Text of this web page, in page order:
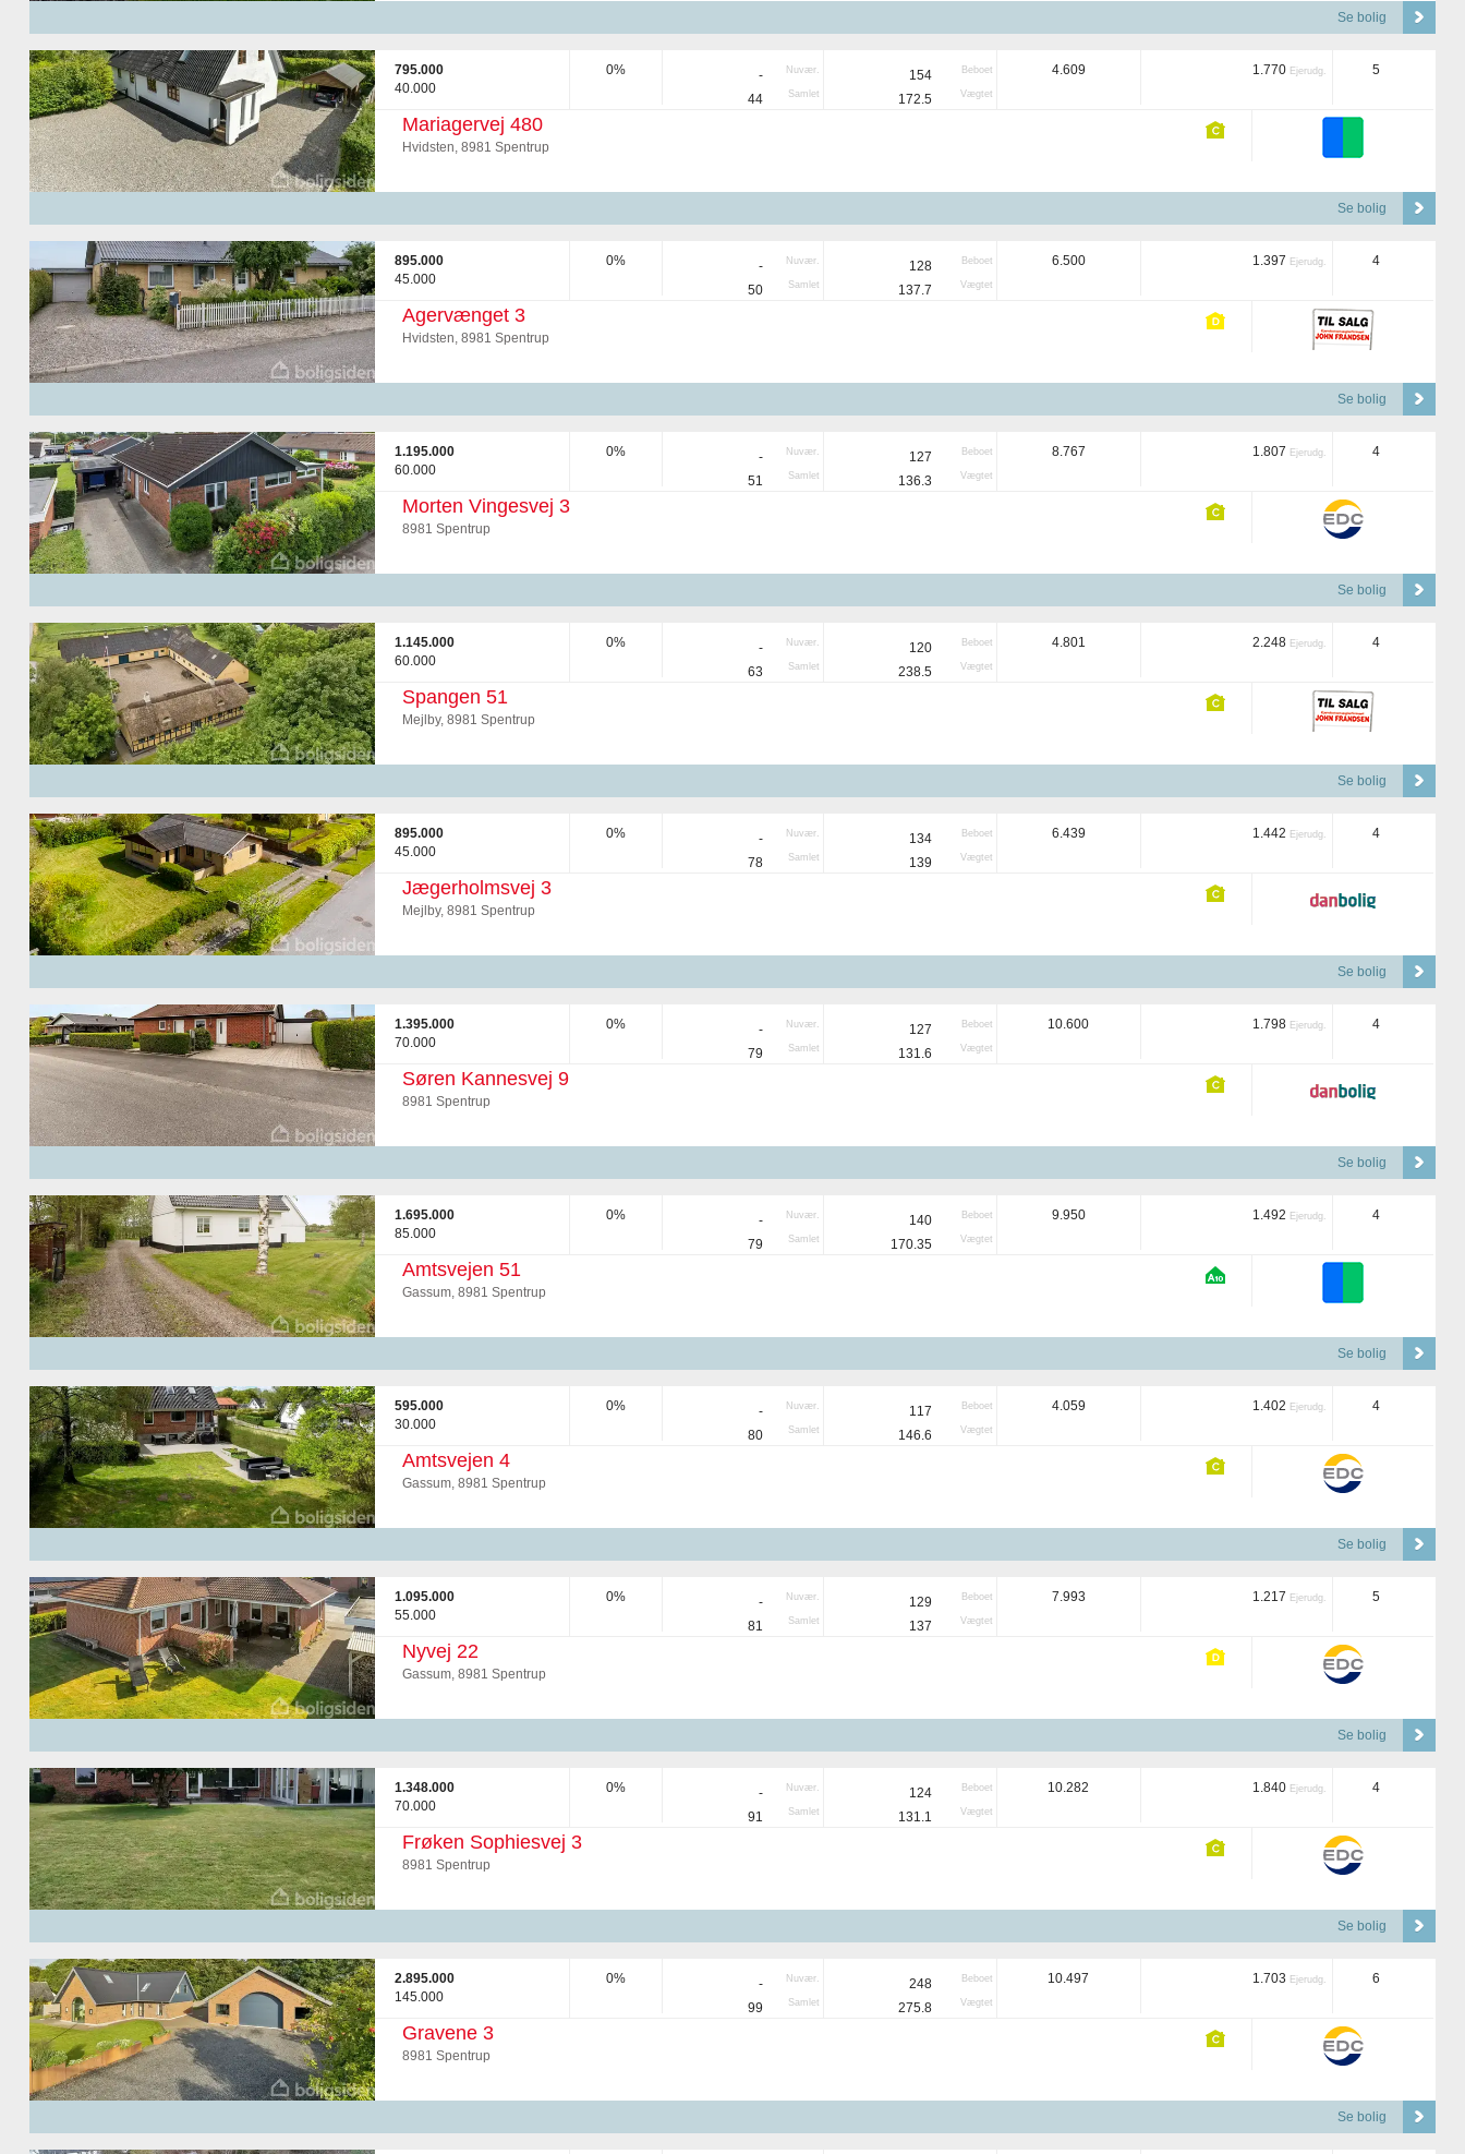
Se bolig
795.000
40.000
0% - Nuvær.
44 Samlet
154 Beboet
172.5 Vægtet
4.609 1.770 Ejerudg. 5
Mariagervej 480
Hvidsten, 8981 Spentrup
Se bolig
895.000
45.000
0% - Nuvær.
50 Samlet
128 Beboet
137.7 Vægtet
6.500 1.397 Ejerudg. 4
Agervænget 3
Hvidsten, 8981 Spentrup
Se bolig
1.195.000
60.000
0% - Nuvær.
51 Samlet
127 Beboet
136.3 Vægtet
8.767 1.807 Ejerudg. 4
Morten Vingesvej 3
8981 Spentrup
Se bolig
1.145.000
60.000
0% - Nuvær.
63 Samlet
120 Beboet
238.5 Vægtet
4.801 2.248 Ejerudg. 4
Spangen 51
Mejlby, 8981 Spentrup
Se bolig
895.000
45.000
0% - Nuvær.
78 Samlet
134 Beboet
139 Vægtet
6.439 1.442 Ejerudg. 4
Jægerholmsvej 3
Mejlby, 8981 Spentrup
Se bolig
1.395.000
70.000
0% - Nuvær.
79 Samlet
127 Beboet
131.6 Vægtet
10.600 1.798 Ejerudg. 4
Søren Kannesvej 9
8981 Spentrup
Se bolig
1.695.000
85.000
0% - Nuvær.
79 Samlet
140 Beboet
170.35 Vægtet
9.950 1.492 Ejerudg. 4
Amtsvejen 51
Gassum, 8981 Spentrup
Se bolig
595.000
30.000
0% - Nuvær.
80 Samlet
117 Beboet
146.6 Vægtet
4.059 1.402 Ejerudg. 4
Amtsvejen 4
Gassum, 8981 Spentrup
Se bolig
1.095.000
55.000
0% - Nuvær.
81 Samlet
129 Beboet
137 Vægtet
7.993 1.217 Ejerudg. 5
Nyvej 22
Gassum, 8981 Spentrup
Se bolig
1.348.000
70.000
0% - Nuvær.
91 Samlet
124 Beboet
131.1 Vægtet
10.282 1.840 Ejerudg. 4
Frøken Sophiesvej 3
8981 Spentrup
Se bolig
2.895.000
145.000
0% - Nuvær.
99 Samlet
248 Beboet
275.8 Vægtet
10.497 1.703 Ejerudg. 6
Gravene 3
8981 Spentrup
Se bolig